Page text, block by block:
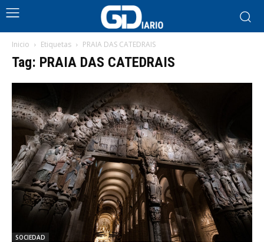
Inicio Etiquetas PRAIA DAS CATEDRAIS
Tag: PRAIA DAS CATEDRAIS
SOCIEDAD